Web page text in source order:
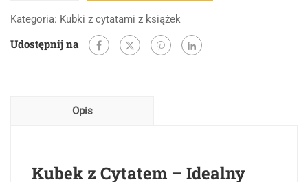
sądzi,
głupoty
Kategoria: Kubki z cytatami z książek
Udostępnij na
Opis
Kubek z Cytatem – Idealny